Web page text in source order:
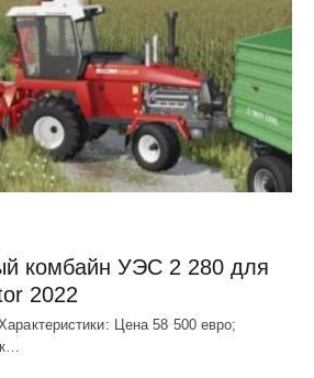
комбайн УЭC 2 280 для
2022
Цена 58 500 евро;